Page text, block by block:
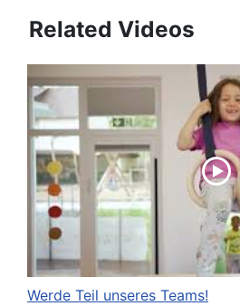
Related Videos
Werde Teil unseres Teams!